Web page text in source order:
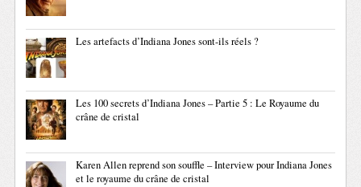
Les artefacts d’Indiana Jones sont-ils réels ?
Les 100 secrets d’Indiana Jones – Partie 5 : Le Royaume du
crâne de cristal
Karen Allen reprend son souffle – Interview pour Indiana Jones
et le royaume du crâne de cristal